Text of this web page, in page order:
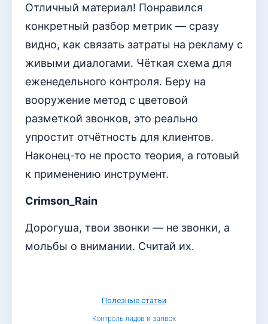
Отличный материал! Понравился
конкретный разбор метрик — сразу
видно, как связать затраты на рекламу с
живыми диалогами. Чёткая схема для
еженедельного контроля. Беру на
вооружение метод с цветовой
разметкой звонков, это реально
упростит отчётность для клиентов.
Наконец-то не просто теория, а готовый
к применению инструмент.
Crimson_Rain
Дорогуша, твои звонки — не звонки, а
мольбы о внимании. Считай их.
Полезные статьи
Контроль лидов и заявок